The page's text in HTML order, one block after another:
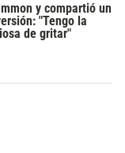
y compartió un
"Tengo la
de gritar"